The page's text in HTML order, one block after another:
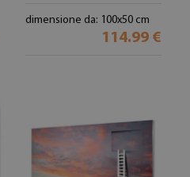
dimensione da: 100x50 cm
114.99 €